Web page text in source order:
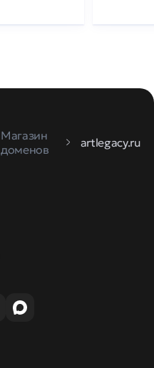
Магазин
доменов
artlegacy.ru